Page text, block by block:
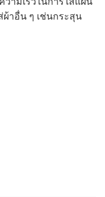
ผ้าอื่น ๆ เช่นกระสุน